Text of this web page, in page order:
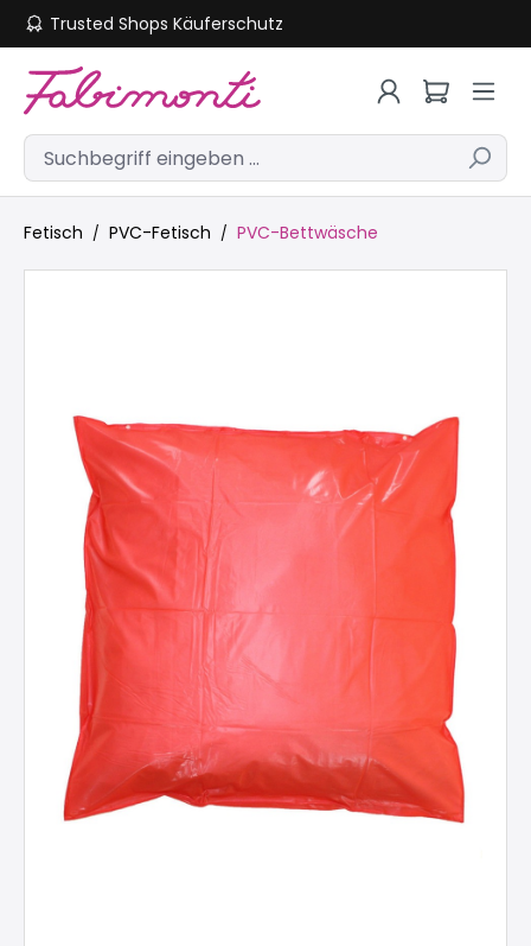
Zum Hauptinhalt springen
Trusted Shops Käuferschutz
Fetisch PVC-Fetisch PVC-Bettwäsche